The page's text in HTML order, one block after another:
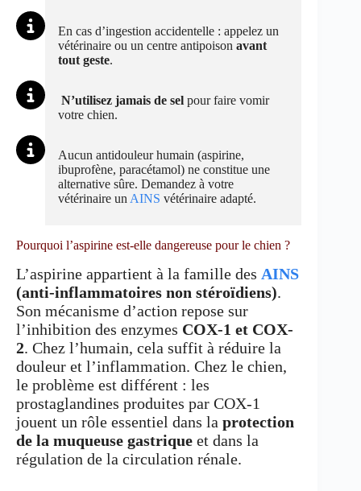
En cas d’ingestion accidentelle : appelez un
vétérinaire ou un centre antipoison avant
tout geste.
N’utilisez jamais de sel pour faire vomir
votre chien.
Aucun antidouleur humain (aspirine,
ibuprofène, paracétamol) ne constitue une
alternative sûre. Demandez à votre
vétérinaire un AINS vétérinaire adapté.
Pourquoi l’aspirine est-elle dangereuse pour le chien ?
L’aspirine appartient à la famille des AINS
(anti-inflammatoires non stéroïdiens).
Son mécanisme d’action repose sur
l’inhibition des enzymes COX-1 et COX-
2. Chez l’humain, cela suffit à réduire la
douleur et l’inflammation. Chez le chien,
le problème est différent : les
prostaglandines produites par COX-1
jouent un rôle essentiel dans la protection
de la muqueuse gastrique et dans la
régulation de la circulation rénale.